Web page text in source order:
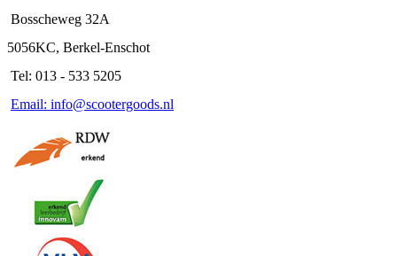
Bosscheweg 32A
5056KC, Berkel-Enschot
Tel: 013 - 533 5205
Email: info@scootergoods.nl